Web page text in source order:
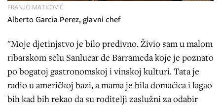
Alberto Garcia Perez, glavni chef
FRANJO MATKOVIĆ
"Moje djetinjstvo je bilo predivno. Živio sam u malom
ribarskom selu Sanlucar de Barrameda koje je poznato
po bogatoj gastronomskoj i vinskoj kulturi. Tata je
radio u američkoj bazi, a mama je bila domaćica i lagao
bih kad bih rekao da su roditelji zaslužni za odabir